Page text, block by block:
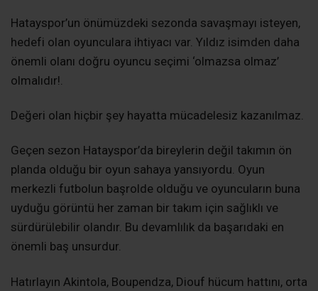
Hatayspor’un önümüzdeki sezonda savaşmayı isteyen,
hedefi olan oyunculara ihtiyacı var. Yıldız isimden daha
önemli olanı doğru oyuncu seçimi ‘olmazsa olmaz’
olmalıdır!.
Değeri olan hiçbir şey hayatta mücadelesiz kazanılmaz.
Geçen sezon Hatayspor’da bireylerin değil takımın ön
planda olduğu bir oyun sahaya yansıyordu. Oyun
merkezli futbolun başrolde olduğu ve oyuncuların buna
uyduğu görüntü her zaman bir takım için sağlıklı ve
sürdürülebilir olandır. Bu devamlılık da başarıdaki en
önemli baş unsurdur.
Hatırlayın Akintola, Boupendza, Diouf hücum hattını, orta